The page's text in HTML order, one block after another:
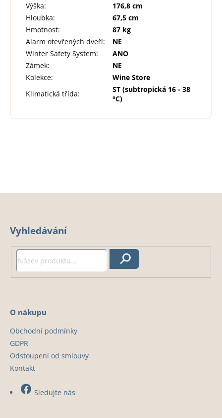
Výška:
176,8 cm
Hloubka:
67,5 cm
Hmotnost:
87 kg
Alarm otevřených dveří:
NE
Winter Safety System:
ANO
Zámek:
NE
Kolekce:
Wine Store
Klimatická třída:
ST (subtropická 16 - 38
°C)
Vyhledávání
Hledat
O nákupu
Obchodní podmínky
GDPR
Odstoupení od smlouvy
Kontakt
Sledujte nás